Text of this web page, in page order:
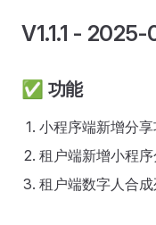
V1.1.1 - 2025-
✅ 功能
小程序端新增分
租户端新增小程
租户端数字人合